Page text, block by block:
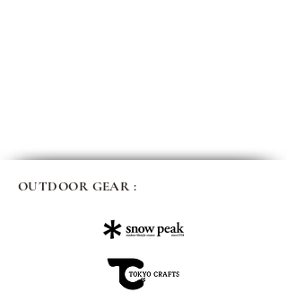
OUTDOOR GEAR :